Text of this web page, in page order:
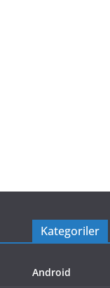
Kategoriler
Android